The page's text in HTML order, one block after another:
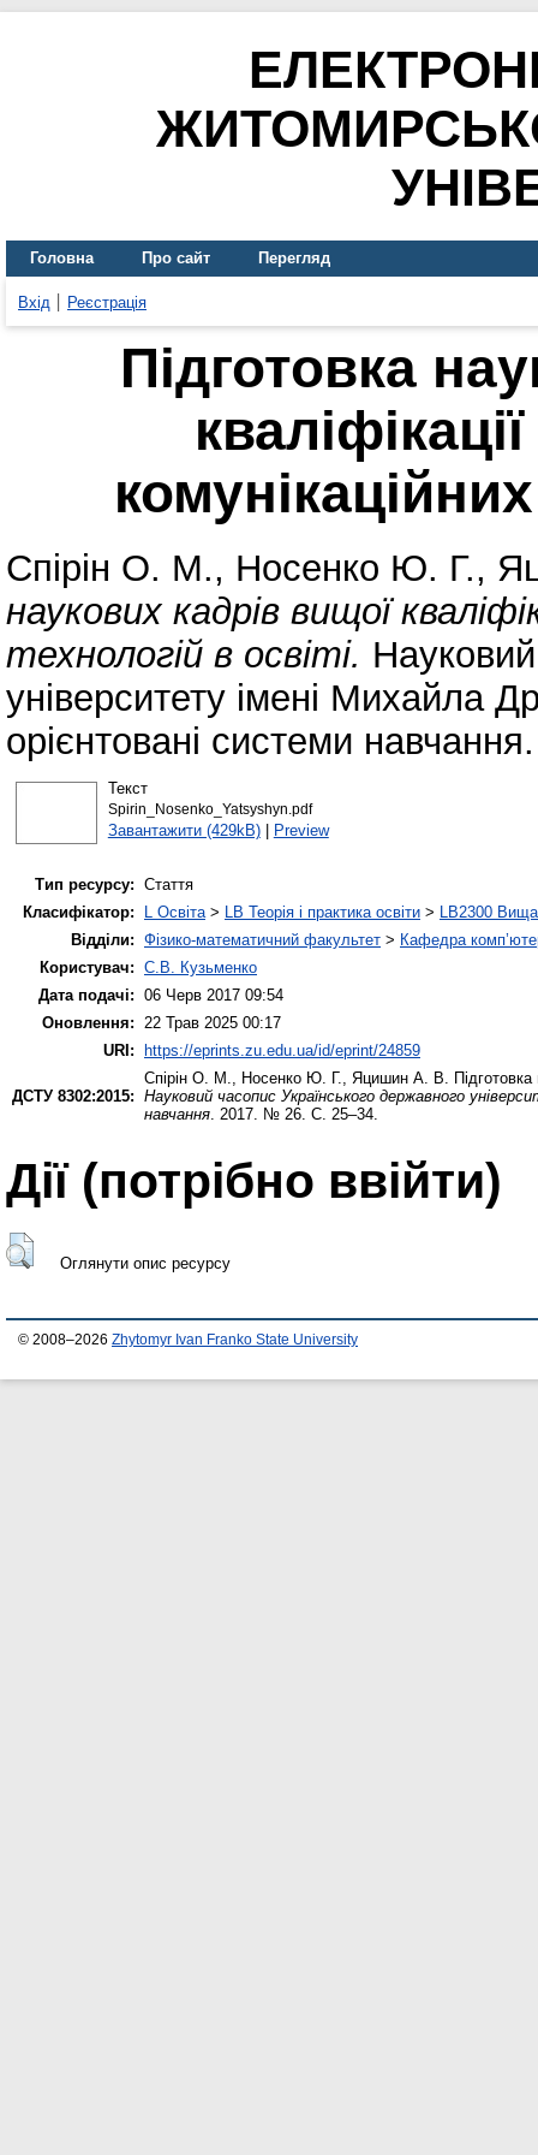
Головна Про сайт Перегляд
Вхід Реєстрація
Підготовка
Спірін О. М., Носенко Ю. Г.,
наукових кадрів вищої
технологій в освіті.
університету імені Михайла
орієнтовані системи
Текст
Spirin_Nosenko_Yatsyshyn.pdf
Завантажити (429kB)| Preview
Тип ресурсу: Стаття
Класифікатор:
L Освіта> LB Теорія і практика освіти > LB2300 Вища
Відділи: Фізико-математичний факультет > Кафедра
Користувач: С.В. Кузьменко
Дата подачі: 06 Черв 2017 09:54
Оновлення: 22 Трав 2025 00:17
URI:
https://eprints.zu.edu.ua/id/eprint/24859
ДСТУ 8302:2015:
Спірін О. М., Носенко Ю. Г., Яцишин А. В.
Науковий часопис Українського державного
навчання. 2017. № 26. С. 25–34.
Дії ​​(потрібно ввійти)
Оглянути опис ресурсу
© 2008–2026 Zhytomyr Ivan Franko State University